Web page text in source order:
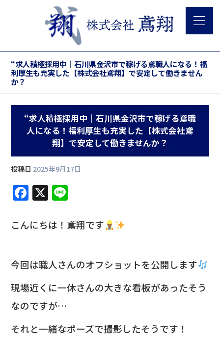
“求人積極採用中｜石川県金沢市で稼げる鳶職人になる！福
利厚生も充実した【株式会社鳶翔】で安定して働きません
か？
“求人積極採用中｜石川県金沢市で稼げる鳶職
人になる！福利厚生も充実した【株式会社鳶
翔】で安定して働きませんか？
投稿日 2025年9月17日
F
a
c
b
o
o
k
X
e
こんにちは！鳶翔です
今回は職人さんのオフショットを公開します
現場近くに一休さんの大きな看板があったそう
なのですが…
それと一緒なポーズで撮影したそうです！